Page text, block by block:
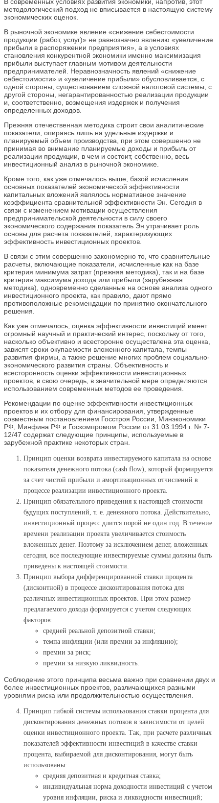
методологический подход не вписывается в настоящую систему
экономических оценок.
В рыночной экономике явление «снижение себестоимости
продукции (работ, услуг)» не равнозначно явлению «увеличение
прибыли в распоряжении предприятия», а в условиях
становления конкурентной экономики именно максимизация
прибыли выступает главным мотивом деятельности
предпринимателей. Неравнозначность явлений «снижение
себестоимости» и «увеличение прибыли» обусловливается, с
одной стороны, существованием сложной налоговой системы, с
другой стороны, негарантированностью реализации продукции
и, соответственно, возмещения издержек и получения
определенных доходов.
Прежняя отечественная методика строит свои аналитические
показатели, опираясь лишь на удельные издержки и
планируемый объем производства, при этом совершенно не
принимая во внимание планируемые доходы и прибыль от
реализации продукции, в чем и состоит, собственно, весь
инвестиционный анализ в рыночной экономике.
Кроме того, как уже отмечалось выше, базой исчисления
основных показателей экономической эффективности
капитальных вложений являлось нормативное значение
коэффициента сравнительной эффективности Эн. Сегодня в
связи с изменением мотивации осуществления
предпринимательской деятельности в силу своего
экономического содержания показатель Эн утрачивает роль
основы для расчета показателей, характеризующих
эффективность инвестиционных проектов.
В связи с этим совершенно закономерно то, что сравнительные
расчеты, включающие показатели, исчисленные как на базе
критерия минимума затрат (прежняя методика), так и на базе
критерия максимума дохода или прибыли (зарубежная
методика), одновременно сделанные на основе анализа одного
инвестиционного проекта, как правило, дают прямо
противоположные рекомендации по принятию окончательного
решения.
Как уже отмечалось, оценка эффективности инвестиций имеет
огромный научный и практический интерес, поскольку от того,
насколько объективно и всесторонне осуществлена эта оценка,
зависят сроки окупаемости вложенного капитала, темпы
развития фирмы, а также решение многих проблем социально-
экономического развития страны. Объективность и
всесторонность оценки эффективности инвестиционных
проектов, в свою очередь, в значительной мере определяются
использованием современных методов ее проведения.
Рекомендации по оценке эффективности инвестиционных
проектов и их отбору для финансирования, утвержденные
совместным постановлением Госстроя России, Минэкономики
РФ, Минфина РФ и Госкомпромом России от 31.03.1994 г. № 7-
12/47 содержат следующие принципы, используемые в
зарубежной практике некоторых стран.
Принцип оценки возврата инвестируемого капитала на основе
показателя денежного потока (cash flow), который формируется
за счет чистой прибыли и амортизационных отчислений в
процессе реализации инвестиционного проекта.
Принцип обязательного приведения к настоящей стоимости
будущих поступлений, т. е. денежного потока. Действительно,
инвестиционный процесс длится порой не один год. В течение
времени реализации проекта увеличивается стоимость
вложенных денег. Поэтому за исключением денег, вложенных
сегодня, все последующие инвестируемые суммы должны быть
приведены к настоящей стоимости.
Принцип выбора дифференцированной ставки процента
(дисконтной) в процессе дисконтирования потока для
различных инвестиционных проектов. При этом размер
предлагаемого дохода формируется с учетом следующих
факторов:
средней реальной депозитной ставки;
темпа инфляции (или премии за инфляцию);
премии за риск;
премии за низкую ликвидность.
Соблюдение этого принципа весьма важно при сравнении двух и
более инвестиционных проектов, различающихся разными
уровнями риска или продолжительностью осуществления.
Принцип гибкой системы использования ставки процента для
дисконтирования денежных потоков в зависимости от целей
оценки инвестиционного проекта. Так, при расчете различных
показателей эффективности инвестиций в качестве ставки
процента, выбираемой для дисконтирования, могут быть
использованы:
средняя депозитная и кредитная ставка;
индивидуальная норма доходности инвестиций с учетом
уровня инфляции, риска и ликвидности инвестиций;